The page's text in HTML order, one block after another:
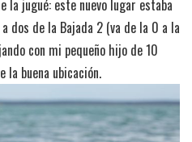
la jugué: este nuevo lugar estaba
dos de la Bajada 2 (va de la 0 a la
con mi pequeño hijo de 10
la buena ubicación.